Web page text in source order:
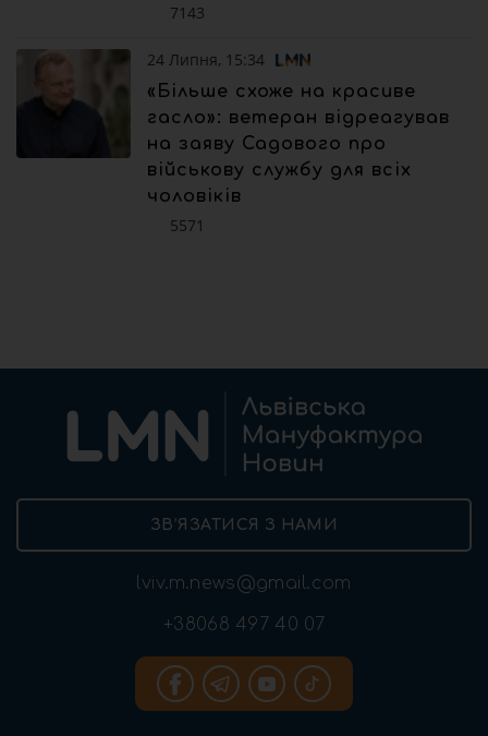
7143
24 Липня, 15:34
«Більше схоже на красиве
гасло»: ветеран відреагував
на заяву Садового про
військову службу для всіх
чоловіків
5571
ЗВ’ЯЗАТИСЯ З НАМИ
lviv.m.news@gmail.com
+38068 497 40 07